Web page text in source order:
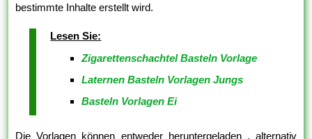
bestimmte Inhalte erstellt wird.
Lesen Sie:
Zigarettenschachtel Basteln Vorlage
Laternen Basteln Vorlagen Jungs
Basteln Vorlagen Ei
Die Vorlagen können entweder heruntergeladen , alternativ